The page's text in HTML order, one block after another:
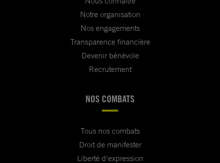
Notre organisation
Nos engagements
Transparence financière
Devenir bénévole
Recrutement
NOS COMBATS
Tous nos combats
Droit de manifester
Liberté d'expression